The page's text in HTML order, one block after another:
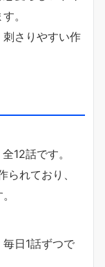
。
さりやすい作
12話です。
れており、
日1話ずつで